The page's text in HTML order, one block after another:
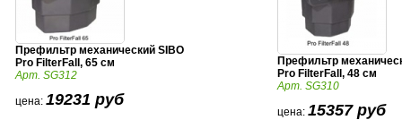
Префильтр механический SIBO
Pro FilterFall, 65 см
Арт. SG312
цена: 19231 руб
Префильтр
Pro FilterFall, 48 см
Арт. SG310
цена: 15357 руб